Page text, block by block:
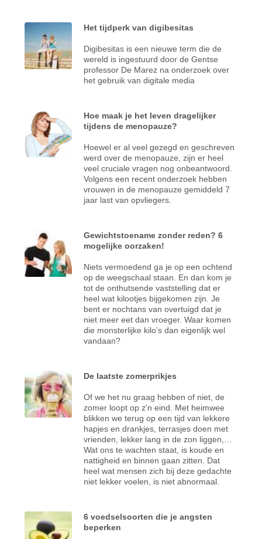
Het tijdperk van digibesitas
Digibesitas is een nieuwe term die de
wereld is ingestuurd door de Gentse
professor De Marez na onderzoek over
het gebruik van digitale media
Hoe maak je het leven dragelijker
tijdens de menopauze?
Hoewel er al veel gezegd en geschreven
werd over de menopauze, zijn er heel
veel cruciale vragen nog onbeantwoord.
Volgens een recent onderzoek hebben
vrouwen in de menopauze gemiddeld 7
jaar last van opvliegers.
Gewichtstoename zonder reden? 6
mogelijke oorzaken!
Niets vermoedend ga je op een ochtend
op de weegschaal staan. En dan kom je
tot de onthutsende vaststelling dat er
heel wat kilootjes bijgekomen zijn. Je
bent er nochtans van overtuigd dat je
niet meer eet dan vroeger. Waar komen
die monsterlijke kilo’s dan eigenlijk wel
vandaan?
De laatste zomerprikjes
Of we het nu graag hebben of niet, de
zomer loopt op z'n eind. Met heimwee
blikken we terug op een tijd van lekkere
hapjes en drankjes, terrasjes doen met
vrienden, lekker lang in de zon liggen,…
Wat ons te wachten staat, is koude en
nattigheid en binnen gaan zitten. Dat
heel wat mensen zich bij deze gedachte
niet lekker voelen, is niet abnormaal.
6 voedselsoorten die je angsten
beperken